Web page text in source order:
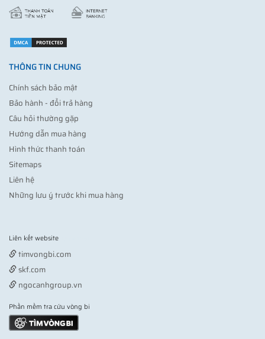
THÔNG TIN CHUNG
Chính sách bảo mật
Bảo hành - đổi trả hàng
Câu hỏi thường gặp
Hướng dẫn mua hàng
Hình thức thanh toán
Sitemaps
Liên hệ
Những lưu ý trước khi mua hàng
Liên kết website
timvongbi.com
skf.com
ngocanhgroup.vn
Phần mềm tra cứu vòng bi